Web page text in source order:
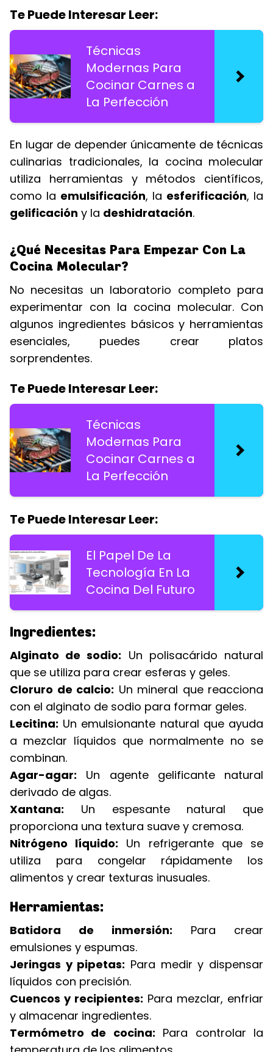
Te Puede Interesar Leer:
Técnicas
Modernas Para
Cocinar Carnes a
La Perfección
En lugar de depender únicamente de técnicas
culinarias tradicionales, la cocina molecular
utiliza herramientas y métodos científicos,
como la emulsificación, la esferificación, la
gelificación y la deshidratación.
¿Qué Necesitas Para Empezar Con La
Cocina Molecular?
No necesitas un laboratorio completo para
experimentar con la cocina molecular. Con
algunos ingredientes básicos y herramientas
esenciales, puedes crear platos
sorprendentes.
Te Puede Interesar Leer:
Técnicas
Modernas Para
Cocinar Carnes a
La Perfección
Te Puede Interesar Leer:
El Papel De La
Tecnología En La
Cocina Del Futuro
Ingredientes:
Alginato de sodio: Un polisacárido natural
que se utiliza para crear esferas y geles.
Cloruro de calcio: Un mineral que reacciona
con el alginato de sodio para formar geles.
Lecitina: Un emulsionante natural que ayuda
a mezclar líquidos que normalmente no se
combinan.
Agar-agar: Un agente gelificante natural
derivado de algas.
Xantana: Un espesante natural que
proporciona una textura suave y cremosa.
Nitrógeno líquido: Un refrigerante que se
utiliza para congelar rápidamente los
alimentos y crear texturas inusuales.
Herramientas:
Batidora de inmersión: Para crear
emulsiones y espumas.
Jeringas y pipetas: Para medir y dispensar
líquidos con precisión.
Cuencos y recipientes: Para mezclar, enfriar
y almacenar ingredientes.
Termómetro de cocina: Para controlar la